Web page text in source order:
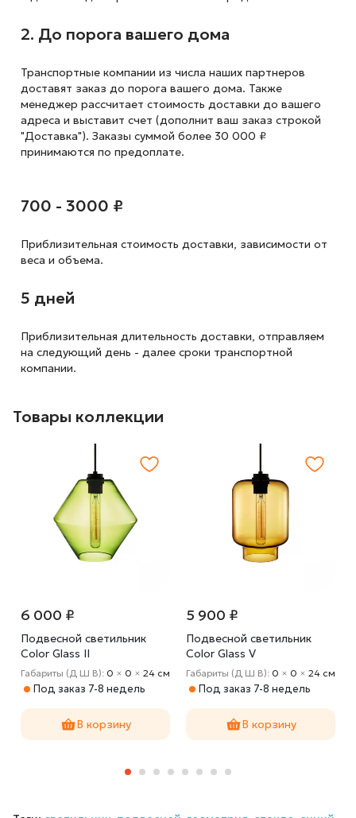
2. До порога вашего дома
Транспортные компании из числа наших партнеров
доставят заказ до порога вашего дома. Также
менеджер рассчитает стоимость доставки до вашего
адреса и выставит счет (дополнит ваш заказ строкой
"Доставка"). Заказы суммой более 30 000 ₽
принимаются по предоплате.
700 - 3000 ₽
Приблизительная стоимость доставки, зависимости от
веса и объема.
5 дней
Приблизительная длительность доставки, отправляем
на следующий день - далее сроки транспортной
компании.
Товары коллекции
6 000 ₽
Подвесной светильник
Color Glass II
Габариты (Д Ш В): 0 × 0 × 24 cм
Под заказ 7-8 недель
В корзину
5 900 ₽
Подвесной светильник
Color Glass V
Габариты (Д Ш В): 0 × 0 × 24 cм
Под заказ 7-8 недель
В корзину